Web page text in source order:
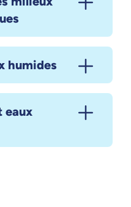
humides
eaux